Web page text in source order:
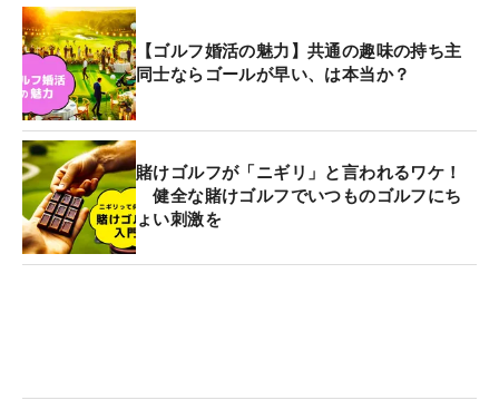
【ゴルフ婚活の魅力】共通の趣味の持ち主
同士ならゴールが早い、は本当か？
賭けゴルフが「ニギリ」と言われるワケ！
健全な賭けゴルフでいつものゴルフにち
ょい刺激を